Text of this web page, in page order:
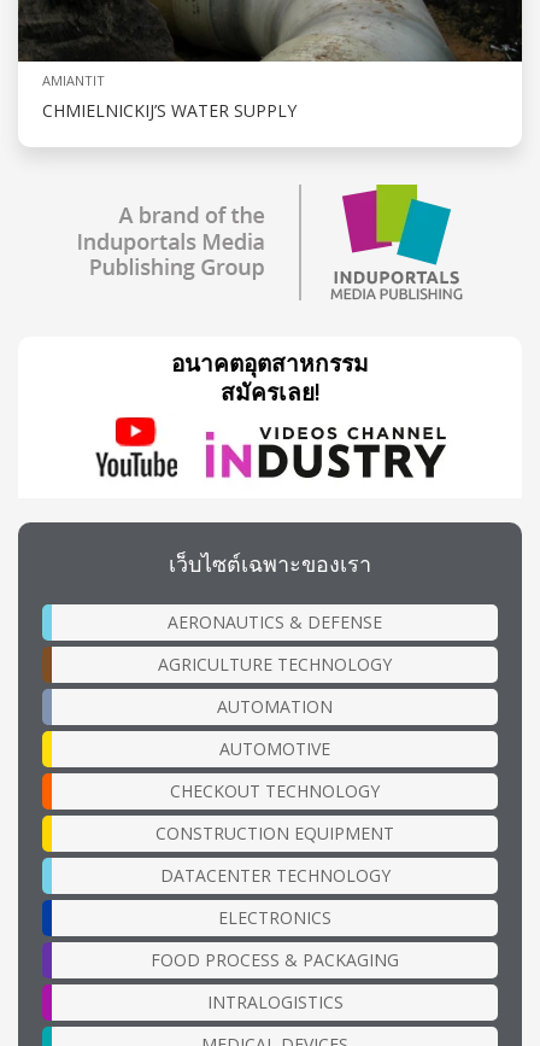
AMIANTIT
CHMIELNICKIJ’S WATER SUPPLY
อนาคตอุตสาหกรรม
สมัครเลย!
เว็บไซต์เฉพาะของเรา
AERONAUTICS & DEFENSE
AGRICULTURE TECHNOLOGY
AUTOMATION
AUTOMOTIVE
CHECKOUT TECHNOLOGY
CONSTRUCTION EQUIPMENT
DATACENTER TECHNOLOGY
ELECTRONICS
FOOD PROCESS & PACKAGING
INTRALOGISTICS